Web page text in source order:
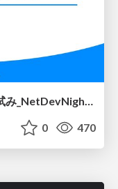
NetBoxを利用した作業効率化の試み_NetDevNight4
0 470